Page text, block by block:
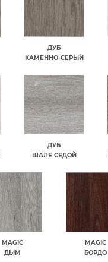
ДУБ
КАМЕННО-СЕРЫЙ
ДУБ
ШАЛЕ СЕДОЙ
MAGIC
ДЫМ
MAGIC
БОРДО